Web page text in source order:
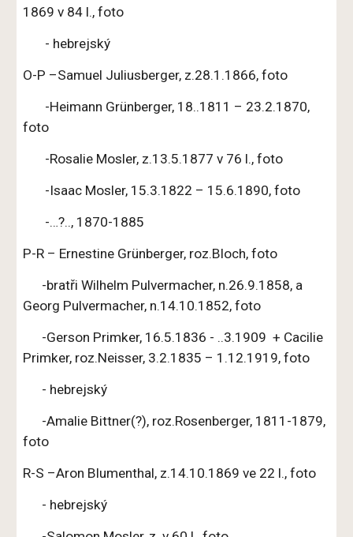
1869 v 84 l., foto
- hebrejský
O-P –Samuel Juliusberger, z.28.1.1866, foto
-Heimann Grünberger, 18..1811 – 23.2.1870,
foto
-Rosalie Mosler, z.13.5.1877 v 76 l., foto
-Isaac Mosler, 15.3.1822 – 15.6.1890, foto
-…?.., 1870-1885
P-R – Ernestine Grünberger, roz.Bloch, foto
-bratři Wilhelm Pulvermacher, n.26.9.1858, a
Georg Pulvermacher, n.14.10.1852, foto
-Gerson Primker, 16.5.1836 - ..3.1909 + Cacilie
Primker, roz.Neisser, 3.2.1835 – 1.12.1919, foto
- hebrejský
-Amalie Bittner(?), roz.Rosenberger, 1811-1879,
foto
R-S –Aron Blumenthal, z.14.10.1869 ve 22 l., foto
- hebrejský